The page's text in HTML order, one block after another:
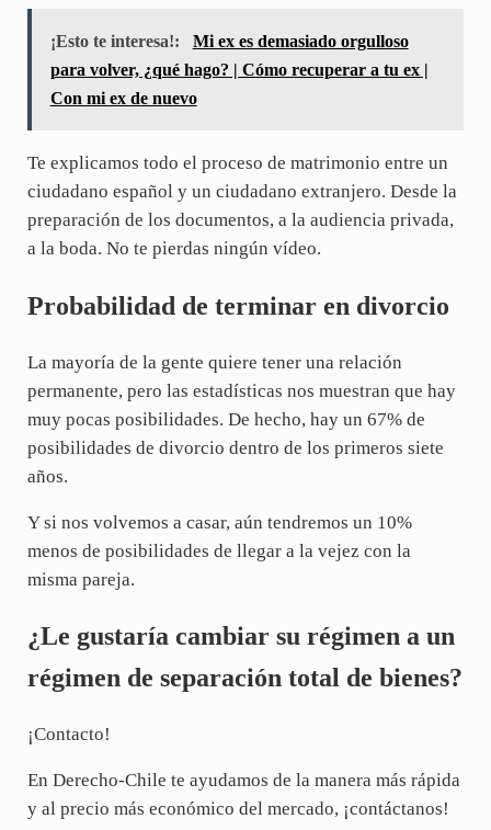
¡Esto te interesa!:
Mi ex es demasiado orgulloso
para volver, ¿qué hago? | Cómo recuperar a tu ex |
Con mi ex de nuevo
Te explicamos todo el proceso de matrimonio entre un
ciudadano español y un ciudadano extranjero. Desde la
preparación de los documentos, a la audiencia privada,
a la boda. No te pierdas ningún vídeo.
Probabilidad de terminar en divorcio
La mayoría de la gente quiere tener una relación
permanente, pero las estadísticas nos muestran que hay
muy pocas posibilidades. De hecho, hay un 67% de
posibilidades de divorcio dentro de los primeros siete
años.
Y si nos volvemos a casar, aún tendremos un 10%
menos de posibilidades de llegar a la vejez con la
misma pareja.
¿Le gustaría cambiar su régimen a un
régimen de separación total de bienes?
¡Contacto!
En Derecho-Chile te ayudamos de la manera más rápida
y al precio más económico del mercado, ¡contáctanos!